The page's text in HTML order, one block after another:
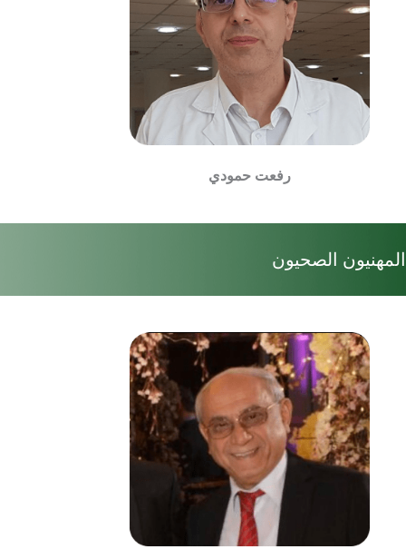
رفعت حمودي
المهنيون الصحيون